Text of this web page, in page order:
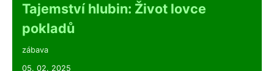
Tajemství hlubin: Život lovce
pokladů
zábava
05. 02. 2025